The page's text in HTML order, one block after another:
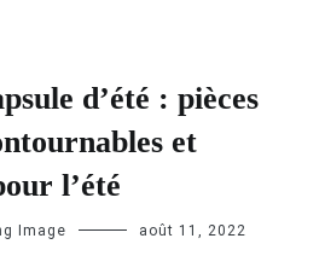
d’été : pièces
et
l’été
Image août 11, 2022